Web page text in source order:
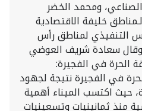
ومحمد الخضر
خليفة الاقتصادية
التنفيذي لمناطق رأس
وقال سعادة شريف العوضي
الحرة في الفجيرة:
في الفجيرة نتيجة لجهود
حيث اكتسب الميناء أهمية
منذ ثمانينيات وتسعينيات